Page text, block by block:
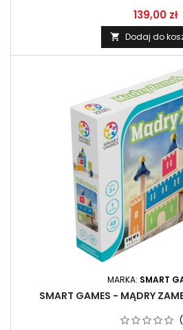
139,00 zł
 Dodaj do
MARKA: SMART
SMART GAMES - MĄDRY